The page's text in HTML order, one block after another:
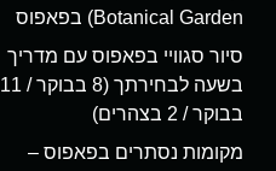
Botanical Garden) בפאפוס
סיור סגוויי בפאפוס עם מדריך
בשעה לבחירתך (8 בבוקר / 11
בבוקר / 2 בצהרים)
מקומות נסתרים בפאפוס –